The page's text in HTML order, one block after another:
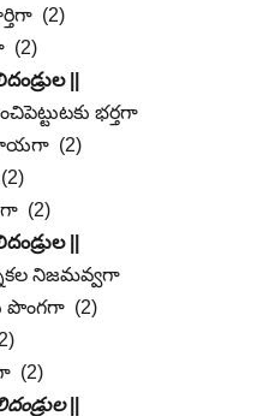
(2)
(2)
||
భర్తగా
మోయగా (2)
(2)
||
నిజమవ్వగా
పొంగగా (2)
(2)
||